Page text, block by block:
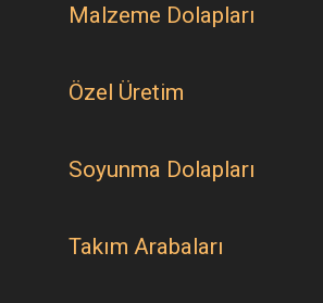
Malzeme Dolapları
Özel Üretim
Soyunma Dolapları
Takım Arabaları